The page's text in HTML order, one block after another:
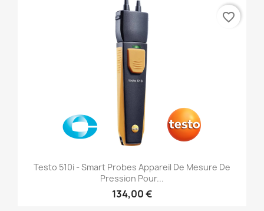
Testo 510i - Smart Probes Appareil De Mesure De
Pression Pour...
134,00 €
favorite_border